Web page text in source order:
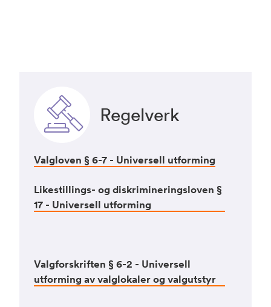
Regelverk
Valgloven § 6-7 - Universell utforming
Likestillings- og diskrimineringsloven §
17 - Universell utforming
Valgforskriften § 6-2 - Universell
utforming av valglokaler og valgutstyr